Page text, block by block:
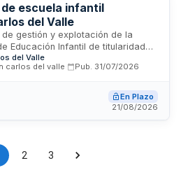
escuela infantil
del Valle
gestión y explotación de la
Educación Infantil de titularidad
del Valle. El servicio se
académicos consecutivos
en el pliego de condiciones
del Valle
carlos del valle Pub. 31/07/2026
En Plazo
21/08/2026
2 3